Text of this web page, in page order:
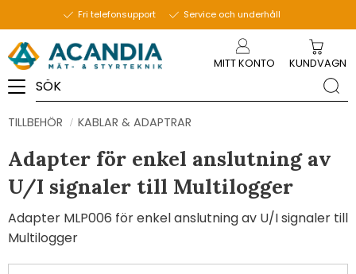
Fri telefonsupport Service och underhåll
MITT KONTO KUNDVAGN
TILLBEHÖR KABLAR & ADAPTRAR
Adapter för enkel anslutning av
U/I signaler till Multilogger
Adapter MLP006 för enkel anslutning av U/I signaler till
Multilogger